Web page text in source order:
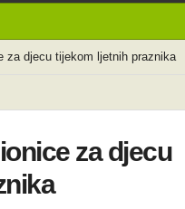
za djecu tijekom ljetnih praznika
za djecu